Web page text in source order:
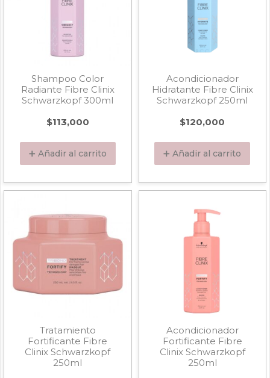
Shampoo Color
Radiante Fibre Clinix
Schwarzkopf 300ml
$113,000
➕ Añadir al carrito
Acondicionador
Hidratante Fibre Clinix
Schwarzkopf 250ml
$120,000
➕ Añadir al carrito
Tratamiento
Fortificante Fibre
Clinix Schwarzkopf
250ml
Acondicionador
Fortificante Fibre
Clinix Schwarzkopf
250ml